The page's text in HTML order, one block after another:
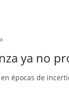
ya no
épocas de